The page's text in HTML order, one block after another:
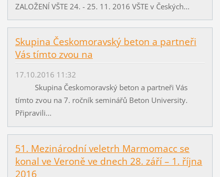
ZALOŽENÍ VŠTE 24. - 25. 11. 2016 VŠTE v Českých...
Skupina Českomoravský beton a partneři
Vás tímto zvou na
17.10.2016 11:32
Skupina Českomoravský beton a partneři Vás
tímto zvou na 7. ročník seminářů Beton University.
Připravili...
51. Mezinárodní veletrh Marmomacc se
konal ve Veroně ve dnech 28. září – 1. října
2016